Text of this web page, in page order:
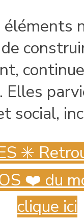
éléments
Elles
social,
✳️
❤️ du
clique ici